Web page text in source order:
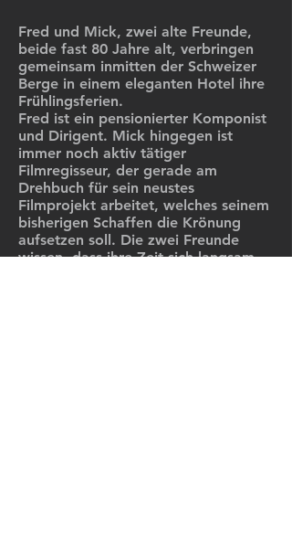
Fred und Mick, zwei alte Freunde,
beide fast 80 Jahre alt, verbringen
gemeinsam inmitten der Schweizer
Berge in einem eleganten Hotel ihre
Frühlingsferien.
Fred ist ein pensionierter Komponist
und Dirigent. Mick hingegen ist
immer noch aktiv tätiger
Filmregisseur, der gerade am
Drehbuch für sein neustes
Filmprojekt arbeitet, welches seinem
bisherigen Schaffen die Krönung
aufsetzen soll. Die zwei Freunde
wissen, dass ihre Zeit sich langsam